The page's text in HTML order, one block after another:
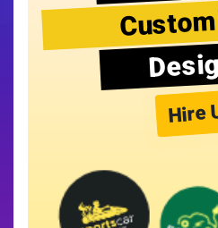
Hire